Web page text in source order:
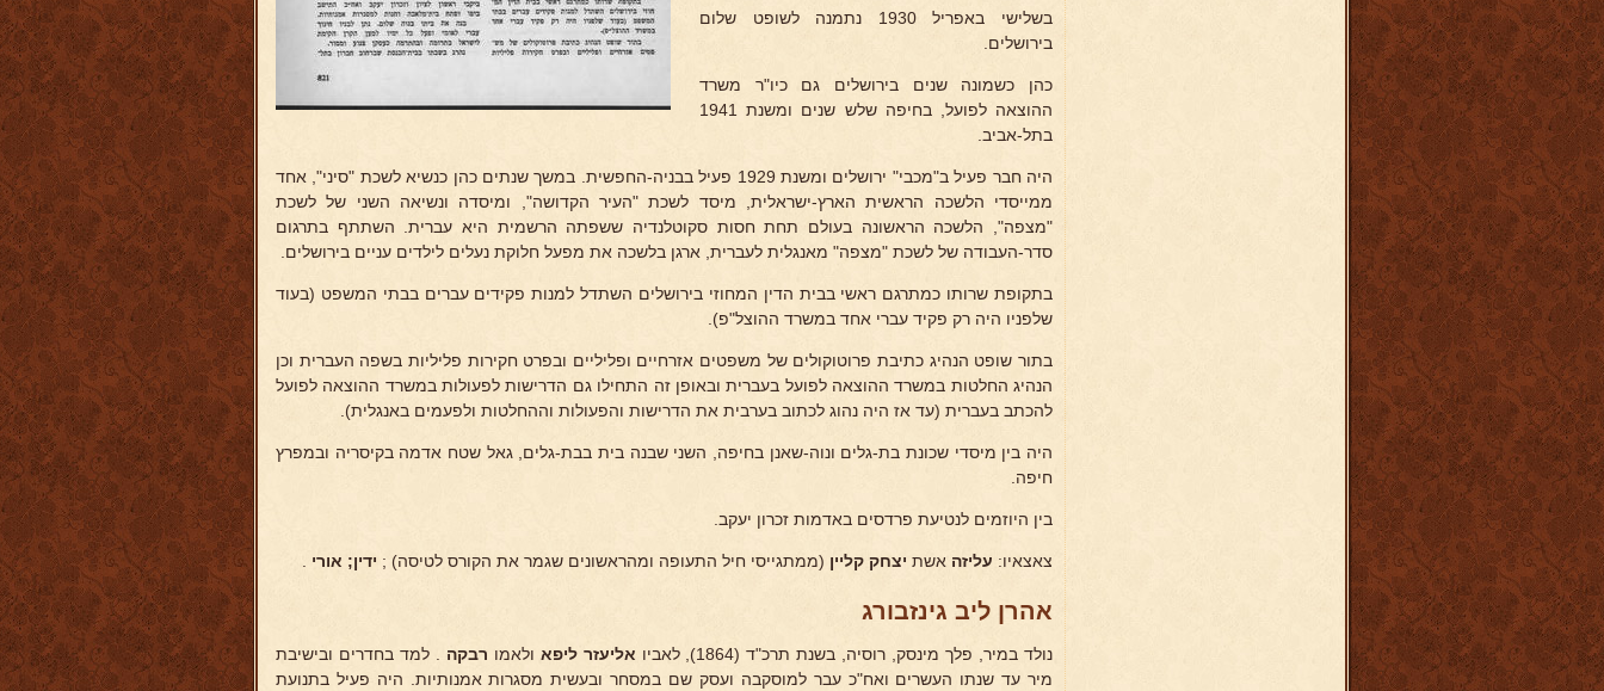
בשלישי באפריל 1930 נתמנה לשופט שלום
בירושלים.
כהן כשמונה שנים בירושלים גם כיו"ר משרד
ההוצאה לפועל, בחיפה שלש שנים ומשנת 1941
בתל-אביב.
היה חבר פעיל ב"מכבי" ירושלים ומשנת 1929 פעיל בבניה-החפשית. במשך שנתים כהן כנשיא לשכת "סיני", אחד
ממייסדי הלשכה הראשית הארץ-ישראלית, מיסד לשכת "העיר הקדושה", ומיסדה ונשיאה השני של לשכת
"מצפה", הלשכה הראשונה בעולם תחת חסות סקוטלנדיה ששפתה הרשמית היא עברית. השתתף בתרגום
סדר-העבודה של לשכת "מצפה" מאנגלית לעברית, ארגן בלשכה את מפעל חלוקת נעלים לילדים עניים בירושלים.
בתקופת שרותו כמתרגם ראשי בבית הדין המחוזי בירושלים השתדל למנות פקידים עברים בבתי המשפט (בעוד
שלפניו היה רק פקיד עברי אחד במשרד ההוצל"פ).
בתור שופט הנהיג כתיבת פרוטוקולים של משפטים אזרחיים ופליליים ובפרט חקירות פליליות בשפה העברית וכן
הנהיג החלטות במשרד ההוצאה לפועל בעברית ובאופן זה התחילו גם הדרישות לפעולות במשרד ההוצאה לפועל
להכתב בעברית (עד אז היה נהוג לכתוב בערבית את הדרישות והפעולות וההחלטות ולפעמים באנגלית).
היה בין מיסדי שכונת בת-גלים ונוה-שאנן בחיפה, השני שבנה בית בבת-גלים, גאל שטח אדמה בקיסריה ובמפרץ
חיפה.
בין היוזמים לנטיעת פרדסים באדמות זכרון יעקב.
צאצאיו: עליזה אשת יצחק קליין (ממתגייסי חיל התעופה ומהראשונים שגמר את הקורס לטיסה) ; ידין; אורי
אהרן ליב גינזבורג
נולד במיר, פלך מינסק, רוסיה, בשנת תרכ"ד (1864), לאביו אליעזר ליפא ולאמו רבקה . למד בחדרים ובישיבת
מיר עד שנתו העשרים ואח"כ עבר למוסקבה ועסק שם במסחר ובעשית מסגרות אמנותיות. היה פעיל בתנועת